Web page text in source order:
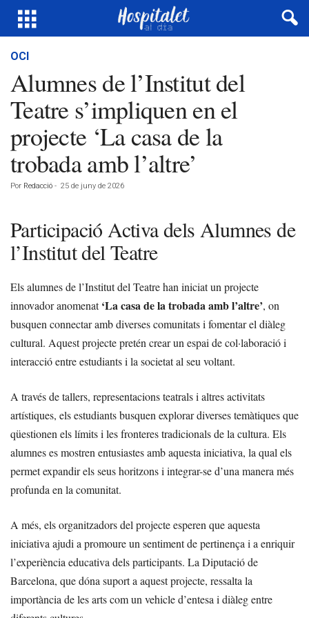
OCI
Alumnes de l’Institut del
Teatre s’impliquen en el
projecte ‘La casa de la
trobada amb l’altre’
Por Redacció - 25 de juny de 2026
Participació Activa dels Alumnes de
l’Institut del Teatre
Els alumnes de l’Institut del Teatre han iniciat un projecte
innovador anomenat‘La casa de la trobada amb l’altre’, on
busquen connectar amb diverses comunitats i fomentar el diàleg
cultural. Aquest projecte pretén crear un espai de col·laboració i
interacció entre estudiants i la societat al seu voltant.
A través de tallers, representacions teatrals i altres activitats
artístiques, els estudiants busquen explorar diverses temàtiques que
qüestionen els límits i les fronteres tradicionals de la cultura. Els
alumnes es mostren entusiastes amb aquesta iniciativa, la qual els
permet expandir els seus horitzons i integrar-se d’una manera més
profunda en la comunitat.
A més, els organitzadors del projecte esperen que aquesta
iniciativa ajudi a promoure un sentiment de pertinença i a enriquir
l’experiència educativa dels participants. La Diputació de
Barcelona, que dóna suport a aquest projecte, ressalta la
importància de les arts com un vehicle d’entesa i diàleg entre